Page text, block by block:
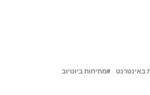
באינטרנט
מתיחות ביוטיוב